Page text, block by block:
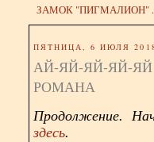
ЗАМОК "ПИГМАЛИОН"
ПЯТНИЦА, 6 ИЮЛЯ 2018
АЙ-ЯЙ-ЯЙ-ЯЙ-
РОМАНА
Продолжение.
здесь.